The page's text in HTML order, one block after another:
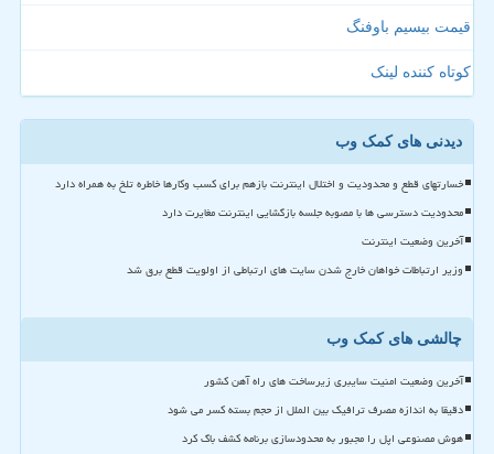
قیمت بیسیم باوفنگ
کوتاه کننده لینک
دیدنی های کمک وب
خسارتهای قطع و محدودیت و اختلال اینترنت بازهم برای کسب وکارها خاطره تلخ به همراه دارد
محدودیت دسترسی ها با مصوبه جلسه بازگشایی اینترنت مغایرت دارد
آخرین وضعیت اینترنت
وزیر ارتباطات خواهان خارج شدن سایت های ارتباطی از اولویت قطع برق شد
چالشی های کمک وب
آخرین وضعیت امنیت سایبری زیرساخت های راه آهن کشور
دقیقا به اندازه مصرف ترافیک بین الملل از حجم بسته کسر می شود
هوش مصنوعی اپل را مجبور به محدودسازی برنامه کشف باگ کرد